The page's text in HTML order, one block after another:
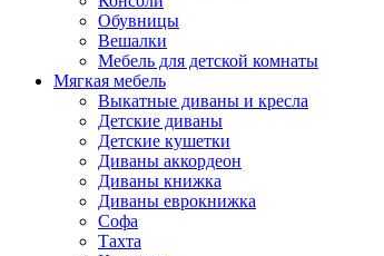
Обувницы
Вешалки
Мебель для детской комнаты
Мягкая мебель
Выкатные диваны и кресла
Детские диваны
Детские кушетки
Диваны аккордеон
Диваны книжка
Диваны еврокнижка
Софа
Тахта